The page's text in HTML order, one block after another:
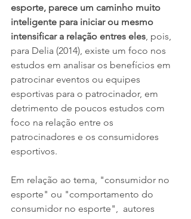
esporte, parece um caminho muito
inteligente para iniciar ou mesmo
intensificar a relação entres eles, pois,
para Delia (2014), existe um foco nos
estudos em analisar os benefícios em
patrocinar eventos ou equipes
esportivas para o patrocinador, em
detrimento de poucos estudos com
foco na relação entre os
patrocinadores e os consumidores
esportivos.
Em relação ao tema, "consumidor no
esporte" ou "comportamento do
consumidor no esporte",  autores